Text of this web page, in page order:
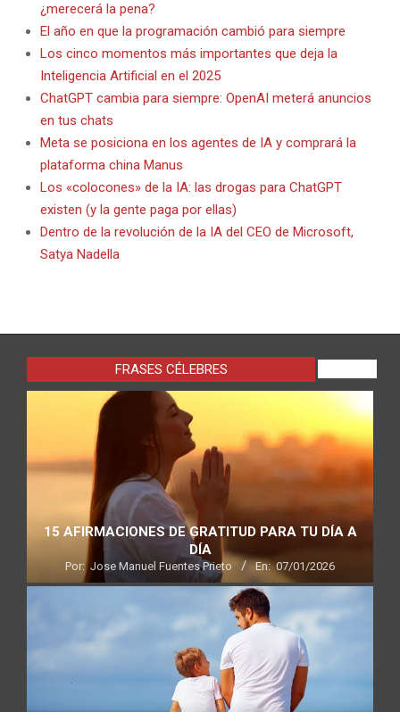
¿merecerá la pena?
El año en que la programación cambió para siempre
Los cinco momentos más importantes que deja la
Inteligencia Artificial en el 2025
ChatGPT cambia para siempre: OpenAI meterá anuncios
en tus chats
Meta se posiciona en los agentes de IA y comprará la
plataforma china Manus
Los «colocones» de la IA: las drogas para ChatGPT
existen (y la gente paga por ellas)
Dentro de la revolución de la IA del CEO de Microsoft,
Satya Nadella
FRASES CÉLEBRES
15 AFIRMACIONES DE GRATITUD PARA TU DÍA A
DÍA
Por: Jose Manuel Fuentes Prieto En: 07/01/2026